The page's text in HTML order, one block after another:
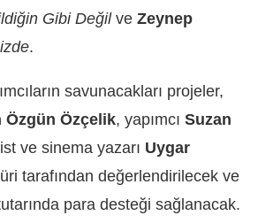
Gibi Değilve Zeynep
.
savunacakları projeler,
Özgün Özçelik, yapımcı Suzan
ve sinema yazarı Uygar
tarafından değerlendirilecek ve
para desteği sağlanacak.